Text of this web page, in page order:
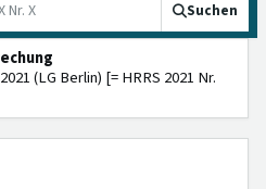
Suchen
(LG Berlin) [= HRRS 2021 Nr.